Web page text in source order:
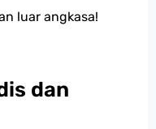
luar angkasa!
dan